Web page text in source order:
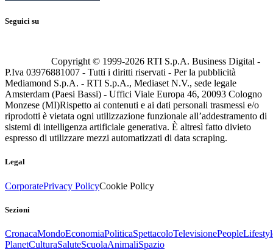
Seguici su
Copyright © 1999-2026 RTI S.p.A. Business Digital -
P.Iva 03976881007 - Tutti i diritti riservati - Per la pubblicità
Mediamond S.p.A. - RTI S.p.A., Mediaset N.V., sede legale
Amsterdam (Paesi Bassi) - Uffici Viale Europa 46, 20093 Cologno
Monzese (MI)Rispetto ai contenuti e ai dati personali trasmessi e/o
riprodotti è vietata ogni utilizzazione funzionale all’addestramento di
sistemi di intelligenza artificiale generativa. È altresì fatto divieto
espresso di utilizzare mezzi automatizzati di data scraping.
Legal
CorporatePrivacy PolicyCookie Policy
Sezioni
CronacaMondoEconomiaPoliticaSpettacoloTelevisionePeople
PlanetCulturaSaluteScuolaAnimaliSpazio